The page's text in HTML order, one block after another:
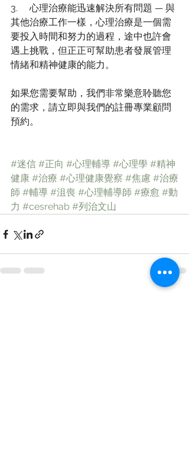
3.     心理治療能迅速解決所有問題 — 與
其他治療工作一樣，心理治療是一個需
要投入時間和努力的過程，途中也許會
遇上挑戰，但正正可幫助患者發展管理
情緒和精神健康的能力。
如果您需要幫助，我們非常樂意聆聽您
的需求，請立即與我們的註冊專業顧問
預約。
#迷信 #正向 #心理輔導 #心理學 #精神
健康 #治療 #心理健康覺察 #焦慮 #治療
師 #輔導 #沮喪 #心理輔導師 #療愈 #動
力 #cesrehab #列治文山